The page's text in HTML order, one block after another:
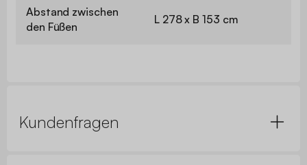
Abstand zwischen
den Füßen
L 278 x B 153 cm
Kundenfragen